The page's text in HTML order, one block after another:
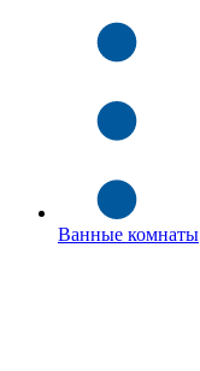
Ванные комнаты